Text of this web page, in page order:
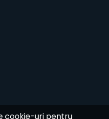
cookie-uri pentru